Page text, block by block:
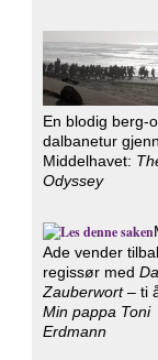
En blodig berg-
dalbanetur
Middelhavet:
Odyssey
Ade vender
regissør med
Zauberwort– ti
Min pappa Toni
Erdmann